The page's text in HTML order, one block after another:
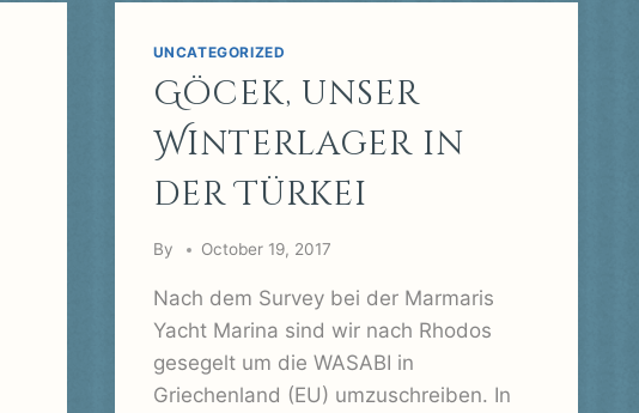
8.
LOS
ARGOSTOLI
UNCATEGORIZED
Göcek, unser
Winterlager in
der Türkei
By October 19, 2017
Nach dem Survey bei der Marmaris
Yacht Marina sind wir nach Rhodos
gesegelt um die WASABI in
Griechenland (EU) umzuschreiben. In